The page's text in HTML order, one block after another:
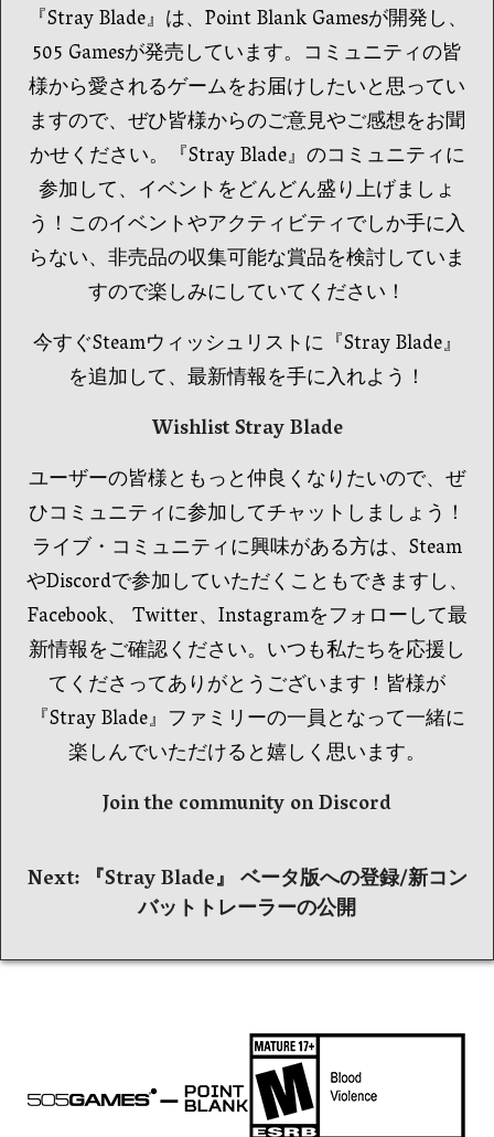
『Stray Blade』は、Point Blank Gamesが開発し、
505 Gamesが発売しています。コミュニティの皆
様から愛されるゲームをお届けしたいと思ってい
ますので、ぜひ皆様からのご意見やご感想をお聞
かせください。『Stray Blade』のコミュニティに
参加して、イベントをどんどん盛り上げましょ
う！このイベントやアクティビティでしか手に入
らない、非売品の収集可能な賞品を検討していま
すので楽しみにしていてください！
今すぐSteamウィッシュリストに『Stray Blade』
を追加して、最新情報を手に入れよう！
Wishlist Stray Blade
ユーザーの皆様ともっと仲良くなりたいので、ぜ
ひコミュニティに参加してチャットしましょう！
ライブ・コミュニティに興味がある方は、Steam
やDiscordで参加していただくこともできますし、
Facebook、 Twitter、Instagramをフォローして最
新情報をご確認ください。いつも私たちを応援し
てくださってありがとうございます！皆様が
『Stray Blade』ファミリーの一員となって一緒に
楽しんでいただけると嬉しく思います。
Join the community on Discord
投
ナ
ー
Next: 『Stray Blade』 ベータ版への登録/新コン
バットトレーラーの公開